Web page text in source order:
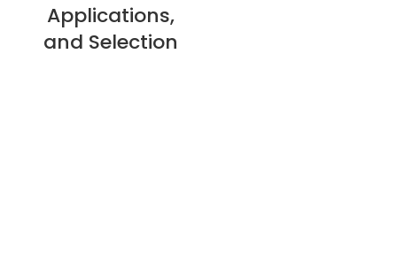
Applications,
and Selection